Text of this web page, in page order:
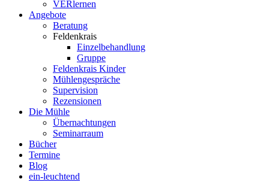
VERlernen
Angebote
Beratung
Feldenkrais
Einzelbehandlung
Gruppe
Feldenkrais Kinder
Mühlengespräche
Supervision
Rezensionen
Die Mühle
Übernachtungen
Seminarraum
Bücher
Termine
Blog
ein-leuchtend